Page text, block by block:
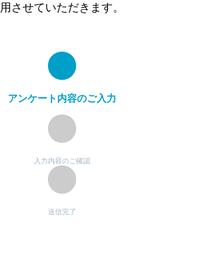
用させていただきます。
アンケート内容のご入力
入力内容のご確認
送信完了